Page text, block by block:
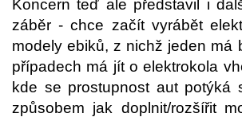
Koncern teď ale představil i
záběr - chce začít vyrábět
modely ebiků, z nichž jeden
případech má jít o elektrokola
kde se prostupnost aut potýká
způsobem jak doplnit/rozšířit